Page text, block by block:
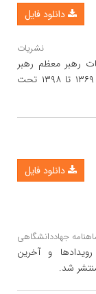
دانلود فایل
نشریات
رهبر معظم رهبر
انقلاب اسلامی با محوریت جهاددانشگاهی از سال ۱۳۶۹ تا ۱۳۹۸ ‌تحت
دانلود فایل
جهاددانشگاهی
رویدادها و آخرین
شد.